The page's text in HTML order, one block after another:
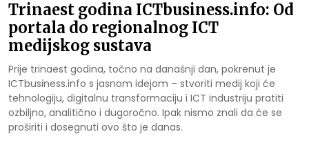
Trinaest godina ICTbusiness.info: Od
portala do regionalnog ICT
medijskog sustava
Prije trinaest godina, točno na današnji dan, pokrenut je
ICTbusiness.info s jasnom idejom – stvoriti medij koji će
tehnologiju, digitalnu transformaciju i ICT industriju pratiti
ozbiljno, analitično i dugoročno. Ipak nismo znali da će se
proširiti i dosegnuti ovo što je danas.